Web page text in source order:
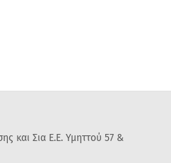
και Σια Ε.Ε. Υμηττού 57 &